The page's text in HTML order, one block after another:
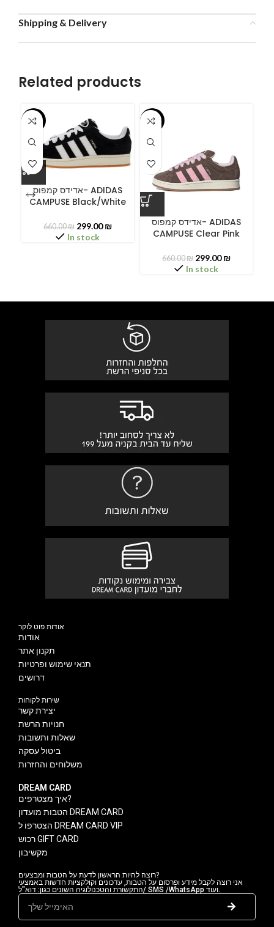
Shipping & Delivery
Related products
-55%
אדידס קמפוס- ADIDAS
CAMPUSE Black/White
660.00₪ 299.00₪
In stock
-55%
אדידס קמפוס- ADIDAS
CAMPUSE Clear Pink
660.00₪ 299.00₪
In stock
אודות פוט לוקר
אודות
תקנון אתר
תנאי שימוש ופרטיות
דרושים
שירות לקוחות
יצירת קשר
חנויות הרשת
שאלות ותשובות
ביטול עסקה
משלוחים והחזרות
DREAM CARD
איך מצטרפים?
הטבות מועדון DREAM CARD
הצטרפו ל DREAM CARD VIP
רכוש GIFT CARD
מקשיבון
רוצה להיות הראשון לדעת על הטבות ומבצעים?
אני רוצה לקבל מידע ופרסום על הטבות, עדכונים וקולקציות חדשות באמצעי
התקשורת והטכנולוגיה השונים כגון: דוא"ל/ SMS /WhatsApp ועוד.